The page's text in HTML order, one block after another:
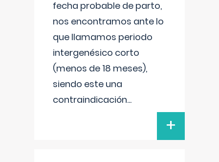
fecha probable de parto,
nos encontramos ante lo
que llamamos periodo
intergenésico corto
(menos de 18 meses),
siendo este una
contraindicación...
+